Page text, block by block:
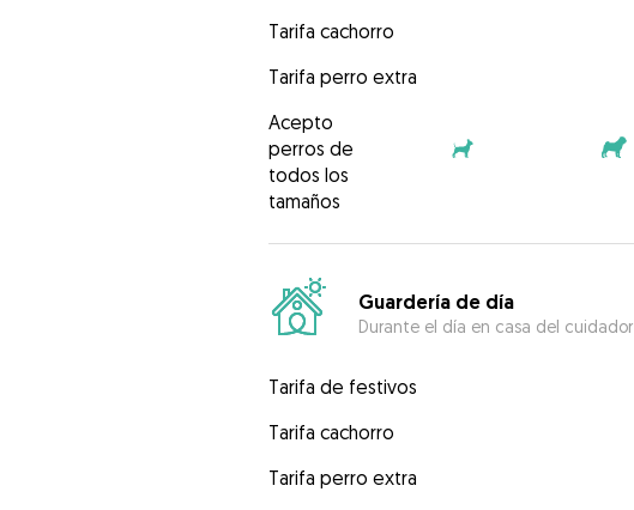
Tarifa cachorro
Tarifa perro extra
Acepto
perros de
todos los
tamaños
Guardería de día
Durante el día en casa del cuidador
Tarifa de festivos
Tarifa cachorro
Tarifa perro extra